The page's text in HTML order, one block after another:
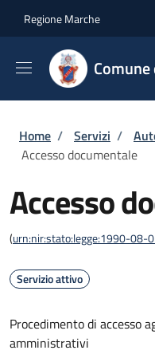
Regione Marche
Briciole di
Home / Servizi /
Accesso documentale
Accesso
(urn:nir:stato:legge:1990-08-
Servizio attivo
Procedimento di accesso
amministrativi